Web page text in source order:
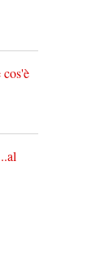
cos'è